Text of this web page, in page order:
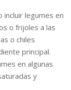
incluir legumes en
o frijoles a las
o chiles
principal.
en algunas
y